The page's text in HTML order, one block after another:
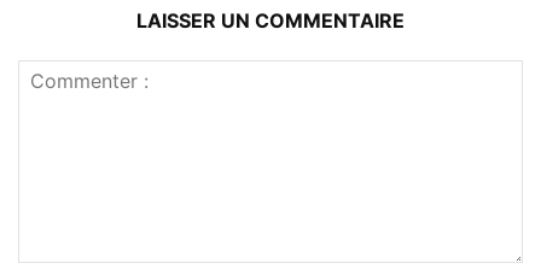
LAISSER UN COMMENTAIRE